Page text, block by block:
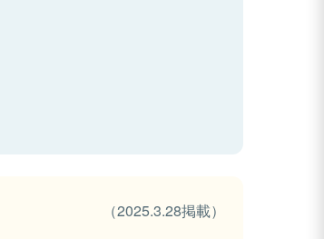
（2025.3.28掲載）